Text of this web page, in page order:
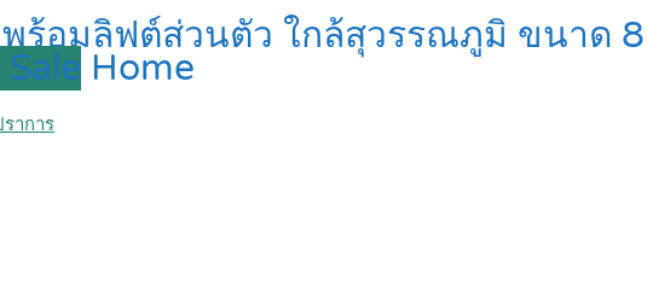
ร้อมลิฟต์ส่วนตัว ใกล้สุวรรณภูมิ ขนาด
Home
าการ